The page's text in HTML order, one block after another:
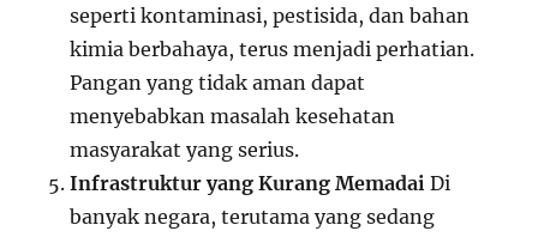
seperti kontaminasi, pestisida, dan bahan
kimia berbahaya, terus menjadi perhatian.
Pangan yang tidak aman dapat
menyebabkan masalah kesehatan
masyarakat yang serius.
Infrastruktur yang Kurang Memadai Di
banyak negara, terutama yang sedang